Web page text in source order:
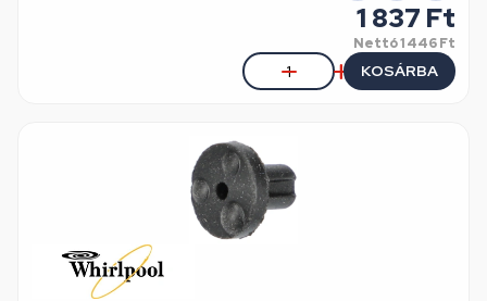
1 837 Ft
Nettó1 446 Ft
KOSÁRBA